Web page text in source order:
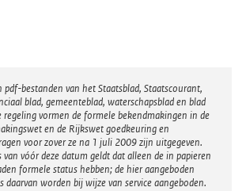
pdf-bestanden van het Staatsblad, Staatscourant,
blad, gemeenteblad, waterschapsblad en blad
regeling vormen de formele bekendmakingen in de
en de Rijkswet goedkeuring en
voor zover ze na 1 juli 2009 zijn uitgegeven.
vóór deze datum geldt dat alleen de in papieren
formele status hebben; de hier aangeboden
daarvan worden bij wijze van service aangeboden.